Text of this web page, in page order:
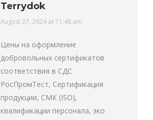
Terrydok
says:
August 27, 2024 at 11:48 am
Цены на оформление
добровольных сертификатов
соответствия в СДС
РосПромТест, Сертификация
продукции, СМК (ISO),
квалификации персонала, эко